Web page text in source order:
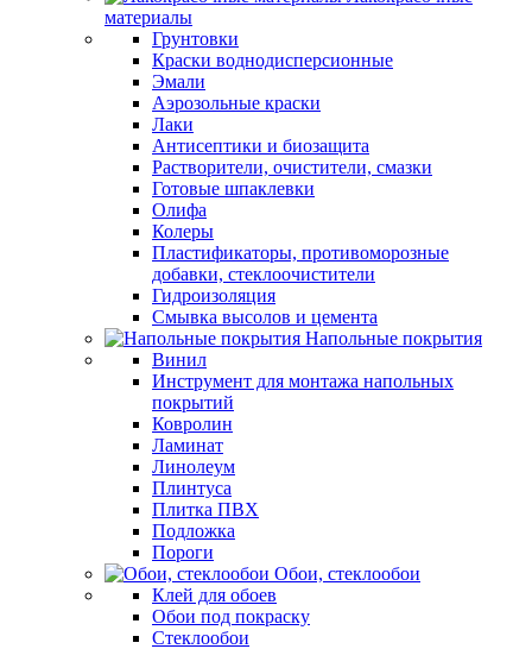
материалы
Грунтовки
Краски воднодисперсионные
Эмали
Аэрозольные краски
Лаки
Антисептики и биозащита
Растворители, очистители, смазки
Готовые шпаклевки
Олифа
Колеры
Пластификаторы, противоморозные
добавки, стеклоочистители
Гидроизоляция
Смывка высолов и цемента
Напольные покрытия
Винил
Инструмент для монтажа напольных
покрытий
Ковролин
Ламинат
Линолеум
Плинтуса
Плитка ПВХ
Подложка
Пороги
Обои, стеклообои
Клей для обоев
Обои под покраску
Стеклообои